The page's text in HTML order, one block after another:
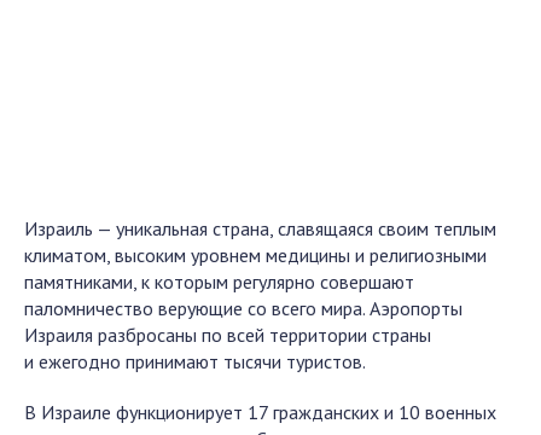
Израиль — уникальная страна, славящаяся своим теплым
климатом, высоким уровнем медицины и религиозными
памятниками, к которым регулярно совершают
паломничество верующие со всего мира. Аэропорты
Израиля разбросаны по всей территории страны
и ежегодно принимают тысячи туристов.
В Израиле функционирует 17 гражданских и 10 военных